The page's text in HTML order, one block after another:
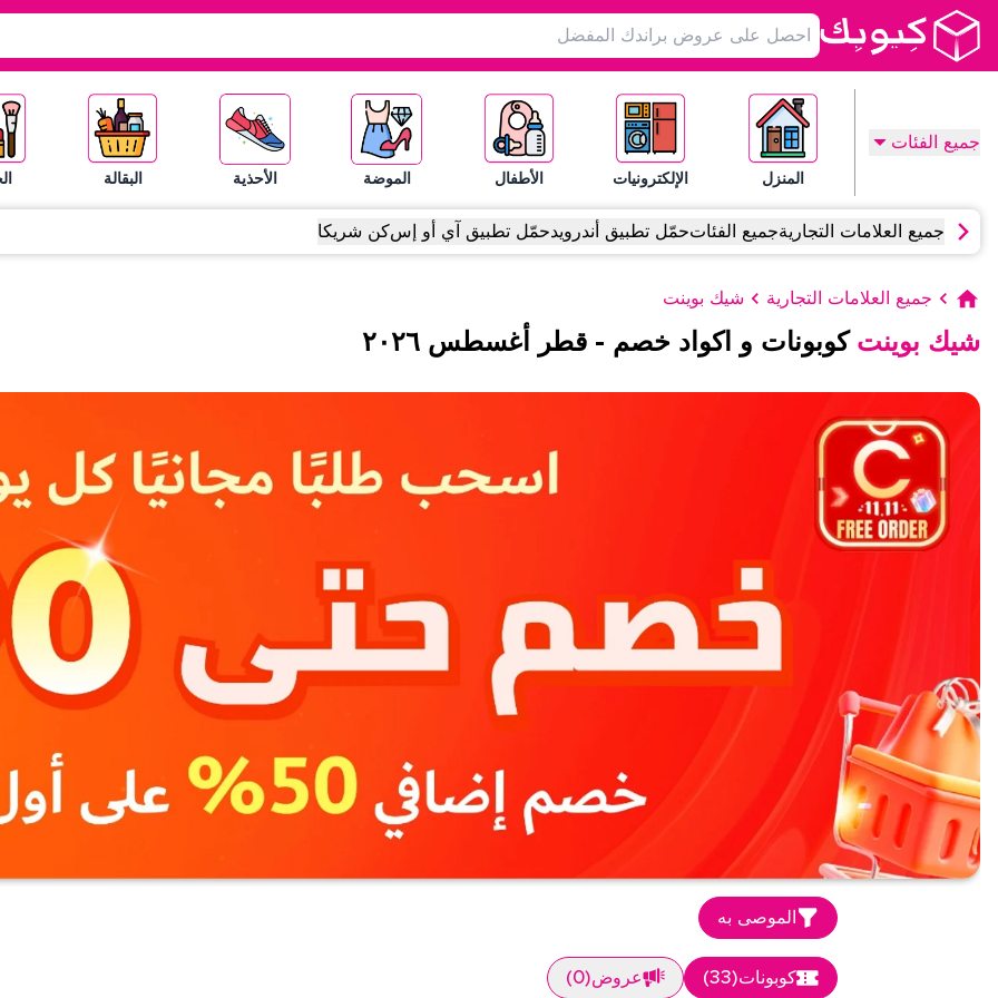
جميع الفئات
المنزل الإلكترونيات الأطفال الموضة الأحذية البقالة
جميع العلامات التجاريةجميع الفئاتحمّل تطبيق أندرويدحمّل تطبيق آي أو إسكن شريكا
جميع العلامات التجارية شيك بوينت
شيك بوينت كوبونات و اكواد خصم - قطر أغسطس ٢٠٢٦
الموصى به
كوبونات(
33
) عروض(
0
)